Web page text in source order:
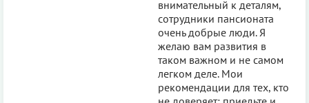
внимательный к деталям,
сотрудники пансионата
очень добрые люди. Я
желаю вам развития в
таком важном и не самом
легком деле. Мои
рекомендации для тех, кто